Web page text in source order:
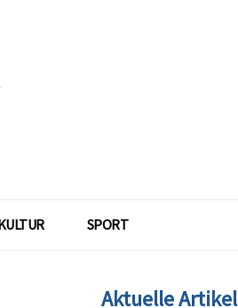
SPORT
Aktuelle Artikel